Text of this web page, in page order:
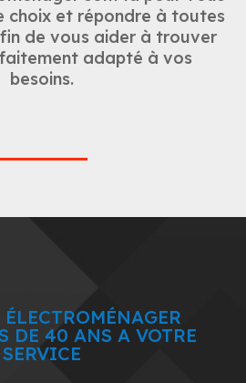
choix et répondre à toutes
de vous aider à trouver
adapté à vos
besoins.
DE 40 ANS A VOTRE
SERVICE